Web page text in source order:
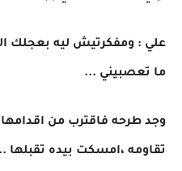
علي : ومفكرتيش ليه بعجلك
ما تعصبيني ...
وجد طرحه فاقترب من
تقاومه ،امسكت بيده تقبلها